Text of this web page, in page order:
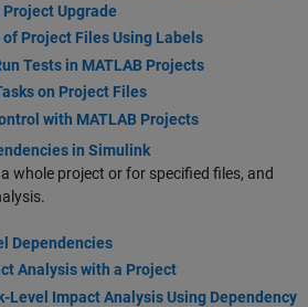
Upgrade
Project Files Using Labels
Tests in MATLAB Projects
on Project Files
with MATLAB Projects
in Simulink
whole project or for specified files, and
Dependencies
Analysis with a Project
Level Impact Analysis Using Dependency